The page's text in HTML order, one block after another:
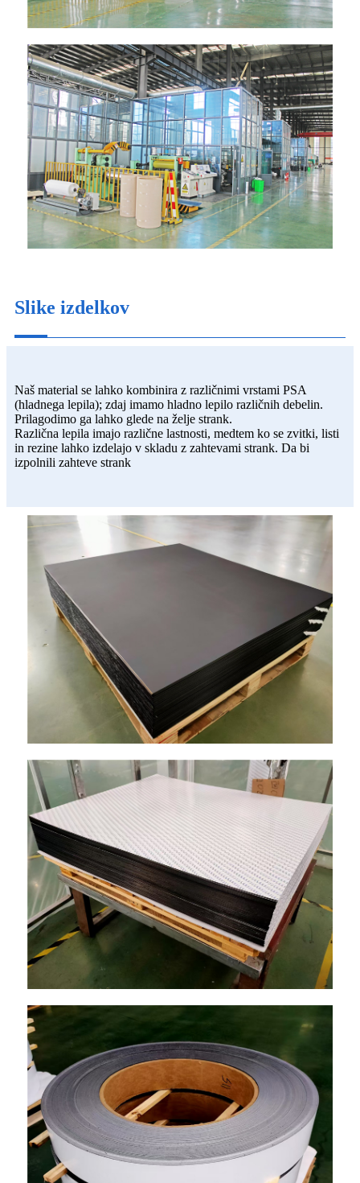
Slike izdelkov
Naš material se lahko kombinira z različnimi vrstami PSA
(hladnega lepila); zdaj imamo hladno lepilo različnih debelin.
Prilagodimo ga lahko glede na želje strank.
Različna lepila imajo različne lastnosti, medtem ko se zvitki, listi
in rezine lahko izdelajo v skladu z zahtevami strank. Da bi
izpolnili zahteve strank